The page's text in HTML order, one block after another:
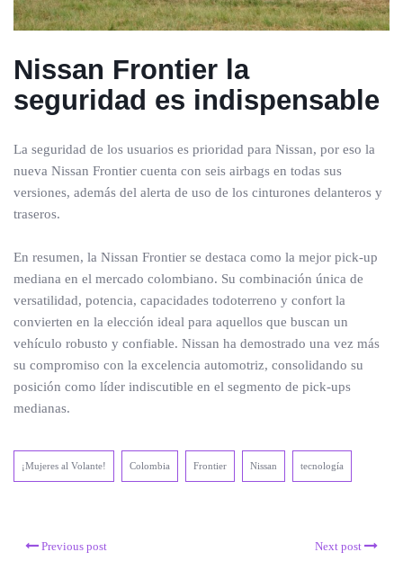
Nissan Frontier la
seguridad es indispensable
La seguridad de los usuarios es prioridad para Nissan, por eso la
nueva Nissan Frontier cuenta con seis airbags en todas sus
versiones, además del alerta de uso de los cinturones delanteros y
traseros.
En resumen, la Nissan Frontier se destaca como la mejor pick-up
mediana en el mercado colombiano. Su combinación única de
versatilidad, potencia, capacidades todoterreno y confort la
convierten en la elección ideal para aquellos que buscan un
vehículo robusto y confiable. Nissan ha demostrado una vez más
su compromiso con la excelencia automotriz, consolidando su
posición como líder indiscutible en el segmento de pick-ups
medianas.
¡Mujeres al Volante! Colombia Frontier Nissan tecnología
Previous post Next post